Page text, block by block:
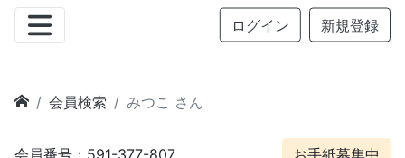
ログイン 新規登録
会員検索 みつこ さん
会員番号：591-377-807 お手紙募集中